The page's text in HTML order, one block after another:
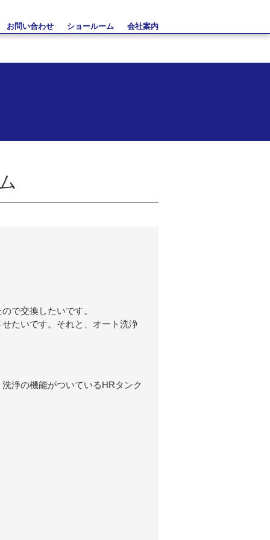
お問い合わせ ショールーム 会社案内
で交換したいです。
たいです。それと、オート洗浄
浄の機能がついているHRタンク